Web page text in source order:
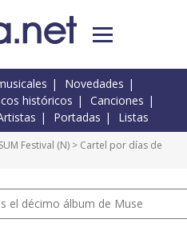
Novedades
históricos
Canciones
Portadas Listas
Festival (N) > Cartel por días de
el décimo álbum de Muse